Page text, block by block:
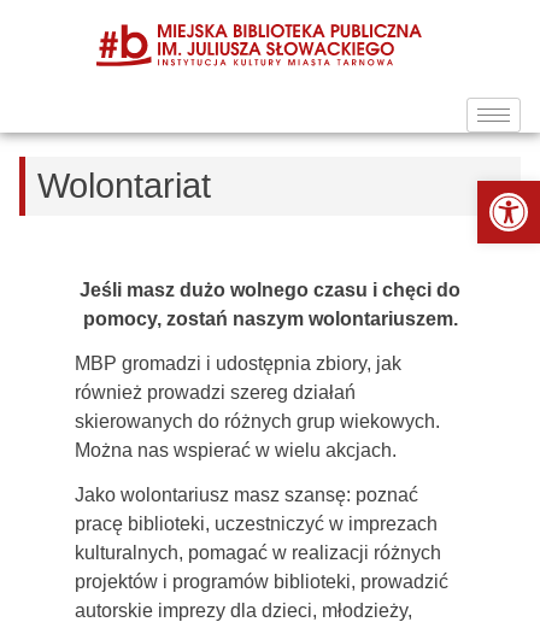
Wolontariat
Jeśli masz dużo wolnego czasu i chęci do
pomocy, zostań naszym wolontariuszem.
MBP gromadzi i udostępnia zbiory, jak
również prowadzi szereg działań
skierowanych do różnych grup wiekowych.
Można nas wspierać w wielu akcjach.
Jako wolontariusz masz szansę: poznać
pracę biblioteki, uczestniczyć w imprezach
kulturalnych, pomagać w realizacji różnych
projektów i programów biblioteki, prowadzić
autorskie imprezy dla dzieci, młodzieży,